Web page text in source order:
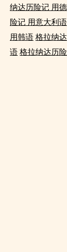
纳达历险记 用
险记 用意大利语
用韩语 格拉纳
语 格拉纳达历